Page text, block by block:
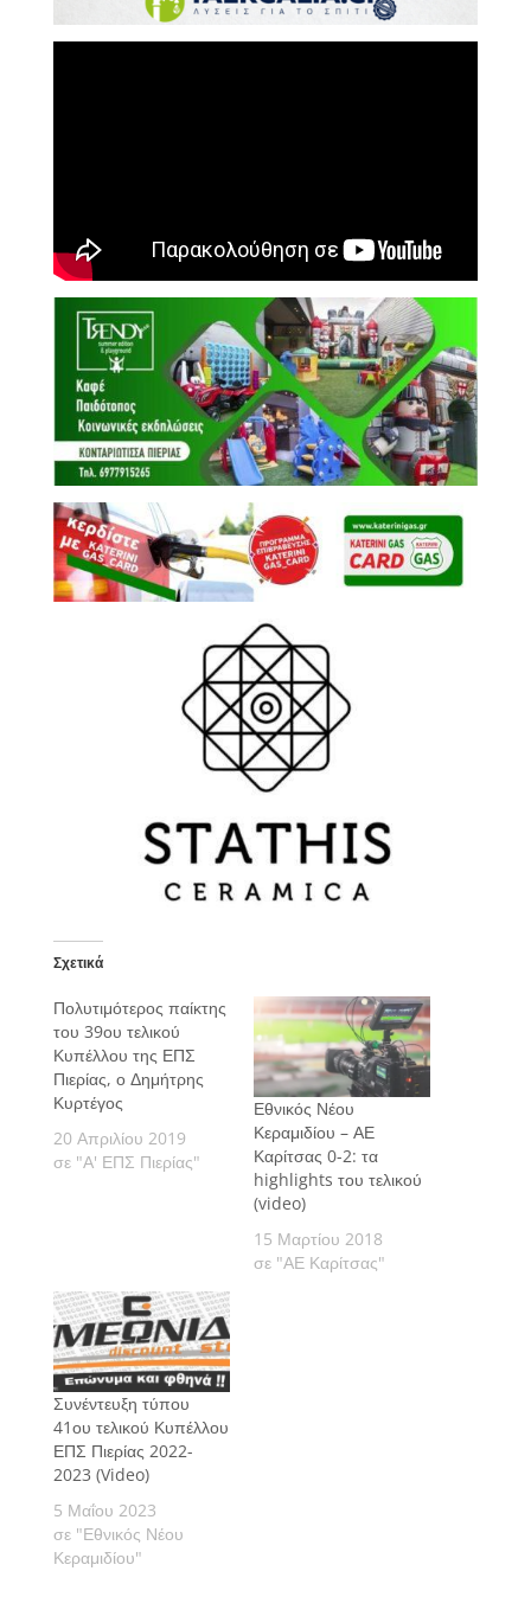
Σχετικά
Πολυτιμότερος παίκτης
του 39ου τελικού
Κυπέλλου της ΕΠΣ
Πιερίας, ο Δημήτρης
Κυρτέγος
20 Απριλίου 2019
σε "Α' ΕΠΣ Πιερίας"
Εθνικός Νέου
Κεραμιδίου – ΑΕ
Καρίτσας 0-2: τα
highlights του τελικού
(video)
15 Μαρτίου 2018
σε "ΑΕ Καρίτσας"
Συνέντευξη τύπου
41ου τελικού Κυπέλλου
ΕΠΣ Πιερίας 2022-
2023 (Video)
5 Μαΐου 2023
σε "Εθνικός Νέου
Κεραμιδίου"